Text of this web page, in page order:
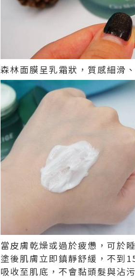
森林面膜呈乳霜狀，質感細滑
當皮膚乾燥或過於疲憊，可於
塗後肌膚立即鎮靜舒緩，不到
吸收至肌底，不會黏頭髮與沾